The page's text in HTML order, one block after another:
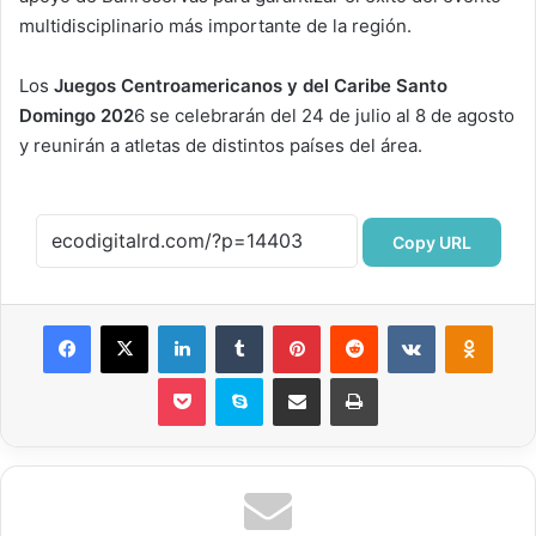
multidisciplinario más importante de la región.
Los Juegos Centroamericanos y del Caribe Santo
Domingo 2026 se celebrarán del 24 de julio al 8 de agosto
y reunirán a atletas de distintos países del área.
Copy URL
Facebook
X LinkedInTumblr PinterestReddit VKontakte
Pocket Skype Compartir por correo electrónicoImprimir